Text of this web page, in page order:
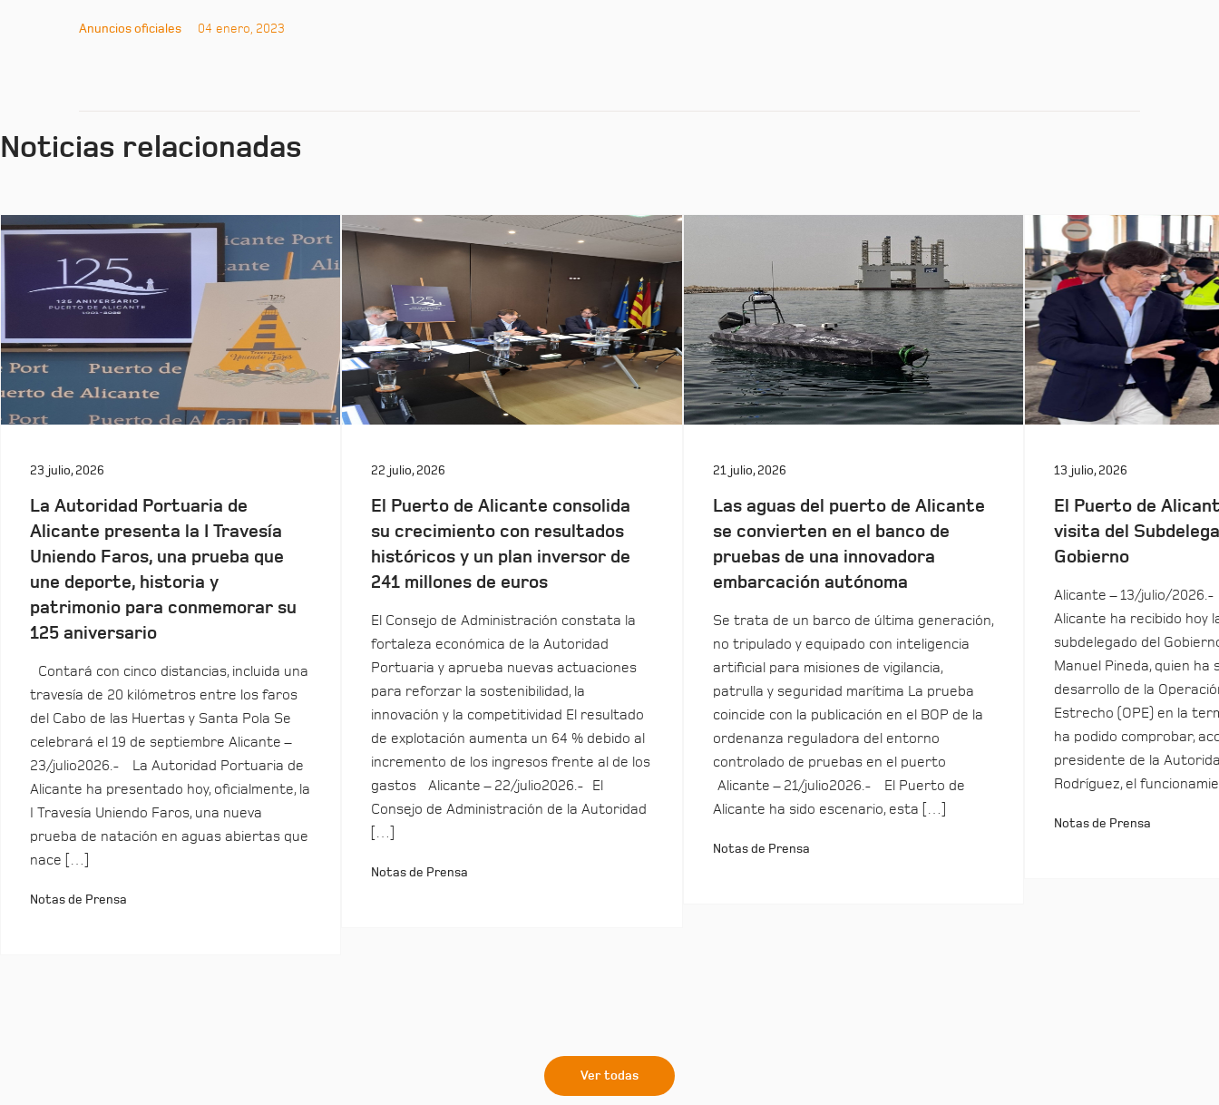
Anuncios oficiales 04 enero, 2023
Noticias relacionadas
23 julio, 2026
La Autoridad Portuaria de
Alicante presenta la I Travesía
Uniendo Faros, una prueba que
une deporte, historia y
patrimonio para conmemorar su
125 aniversario
Contará con cinco distancias, incluida una
travesía de 20 kilómetros entre los faros
del Cabo de las Huertas y Santa Pola Se
celebrará el 19 de septiembre Alicante –
23/julio2026.- La Autoridad Portuaria de
Alicante ha presentado hoy, oficialmente, la
I Travesía Uniendo Faros, una nueva
prueba de natación en aguas abiertas que
nace […]
Notas de Prensa
22 julio, 2026
El Puerto de Alicante consolida
su crecimiento con resultados
históricos y un plan inversor de
241 millones de euros
El Consejo de Administración constata la
fortaleza económica de la Autoridad
Portuaria y aprueba nuevas actuaciones
para reforzar la sostenibilidad, la
innovación y la competitividad El resultado
de explotación aumenta un 64 % debido al
incremento de los ingresos frente al de los
gastos Alicante – 22/julio2026.- El
Consejo de Administración de la Autoridad
Notas de Prensa
21 julio, 2026
Las aguas del puerto de Alicante
se convierten en el banco de
pruebas de una innovadora
embarcación autónoma
Se trata de un barco de última generación,
no tripulado y equipado con inteligencia
artificial para misiones de vigilancia,
patrulla y seguridad marítima La prueba
coincide con la publicación en el BOP de la
ordenanza reguladora del entorno
controlado de pruebas en el puerto
Alicante – 21/julio2026.- El Puerto de
Alicante ha sido escenario, esta […]
Notas de Prensa
13 julio, 2026
El Puerto de
visita del
Gobierno
Alicante – 13/julio/
Alicante ha recibido hoy
subdelegado del
Manuel Pineda, quien ha
desarrollo de la
Estrecho (OPE) en la
ha podido comprobar,
presidente de la
Rodríguez, el
Notas de Prensa
Ver todas